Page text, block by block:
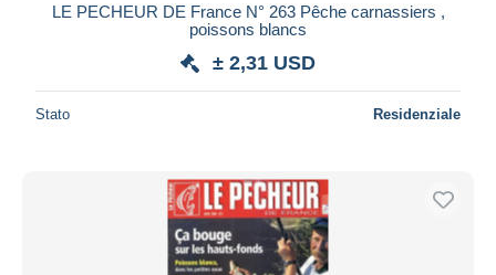
LE PECHEUR DE France N° 263 Pêche carnassiers ,
poissons blancs
± 2,31 USD
Stato Residenziale